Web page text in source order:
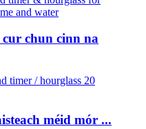
chun cinn na
méid mór ...